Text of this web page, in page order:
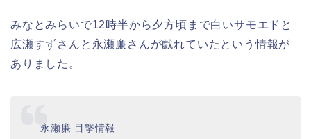
みなとみらいで12時半から夕方頃まで白いサモエドと
広瀬すずさんと永瀬廉さんが戯れていたという情報が
ありました。
永瀬廉 目撃情報